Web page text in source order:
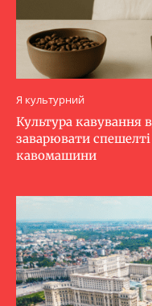
Я культурний
Культура кавування
заварювати спешелті
кавомашини